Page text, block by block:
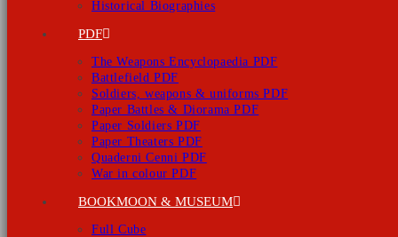
Historical Biographies
PDF
The Weapons Encyclopaedia PDF
Battlefield PDF
Soldiers, weapons & uniforms PDF
Paper Battles & Diorama PDF
Paper Soldiers PDF
Paper Theaters PDF
Quaderni Cenni PDF
War in colour PDF
BOOKMOON & MUSEUM
Full Cube